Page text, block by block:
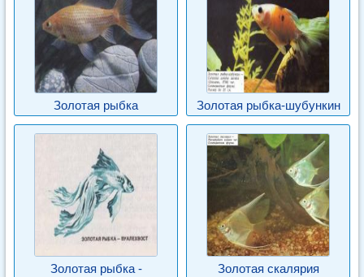
Золотая рыбка Золотая рыбка-шубункин
Золотая рыбка -
Золотая скалярия